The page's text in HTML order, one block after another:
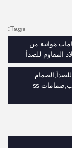
Tags:
هوائية من
المقاوم للصدأ
الدواري من الفولاذ المقاوم للصدأ حسب الطلب,صمامات ss